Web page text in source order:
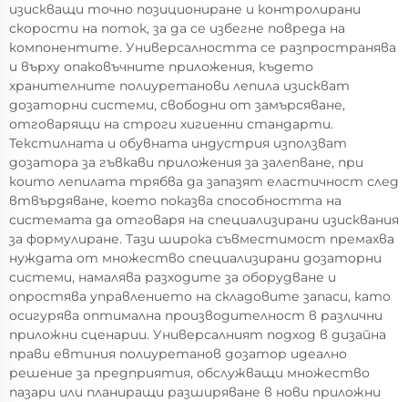
изискващи точно позициониране и контролирани
скорости на поток, за да се избегне повреда на
компонентите. Универсалността се разпространява
и върху опаковъчните приложения, където
хранителните полиуретанови лепила изискват
дозаторни системи, свободни от замърсяване,
отговарящи на строги хигиенни стандарти.
Текстилната и обувната индустрия използват
дозатора за гъвкави приложения за залепване, при
които лепилата трябва да запазят еластичност след
втвърдяване, което показва способността на
системата да отговаря на специализирани изисквания
за формулиране. Тази широка съвместимост премахва
нуждата от множество специализирани дозаторни
системи, намалява разходите за оборудване и
опростява управлението на складовите запаси, като
осигурява оптимална производителност в различни
приложни сценарии. Универсалният подход в дизайна
прави евтиния полиуретанов дозатор идеално
решение за предприятия, обслужващи множество
пазари или планиращи разширяване в нови приложни